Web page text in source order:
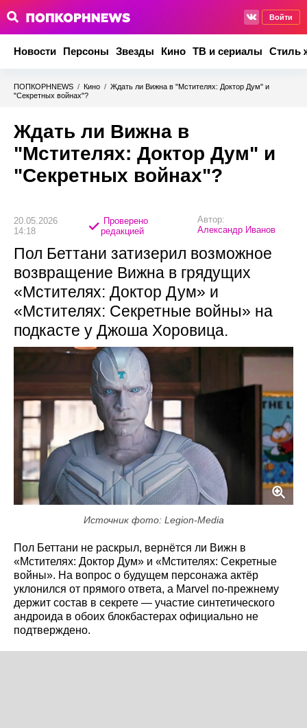
Войти
Новости Персоны Звезды Кино ТВ и сериалы Стиль
ПОПКОРНNEWS / Кино / Ждать ли Вижна в "Мстителях: Доктор Дум" и
"Секретных войнах"?
Ждать ли Вижна в
"Мстителях: Доктор Дум" и
"Секретных войнах"?
20.05.2026
14:18
Проверено
редакцией
Автор:
Александр Иванов
Пол Беттани затизерил возможное
возвращение Вижна в грядущих
«Мстителях: Доктор Дум» и
«Мстителях: Секретные войны» на
подкасте у Джоша Хоровица.
Источник фото: Legion-Media
Пол Беттани не раскрыл, вернётся ли Вижн в
«Мстителях: Доктор Дум» и «Мстителях: Секретные
войны». На вопрос о будущем персонажа актёр
уклонился от прямого ответа, а Marvel по-прежнему
держит состав в секрете — участие синтетического
андроида в обоих блокбастерах официально не
подтверждено.